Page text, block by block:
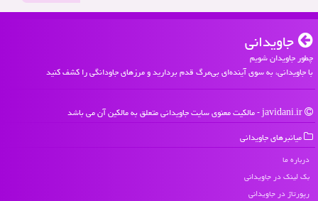
جاویدانی
چطور جاویدان شویم
با جاویدانی، به سوی آینده‌ای بی‌مرگ قدم بردارید و مرزهای جاودانگی را کشف کنید
میانبرهای جاویدانی
درباره ما
بک لینک در جاویدانی
رپورتاژ در جاویدانی